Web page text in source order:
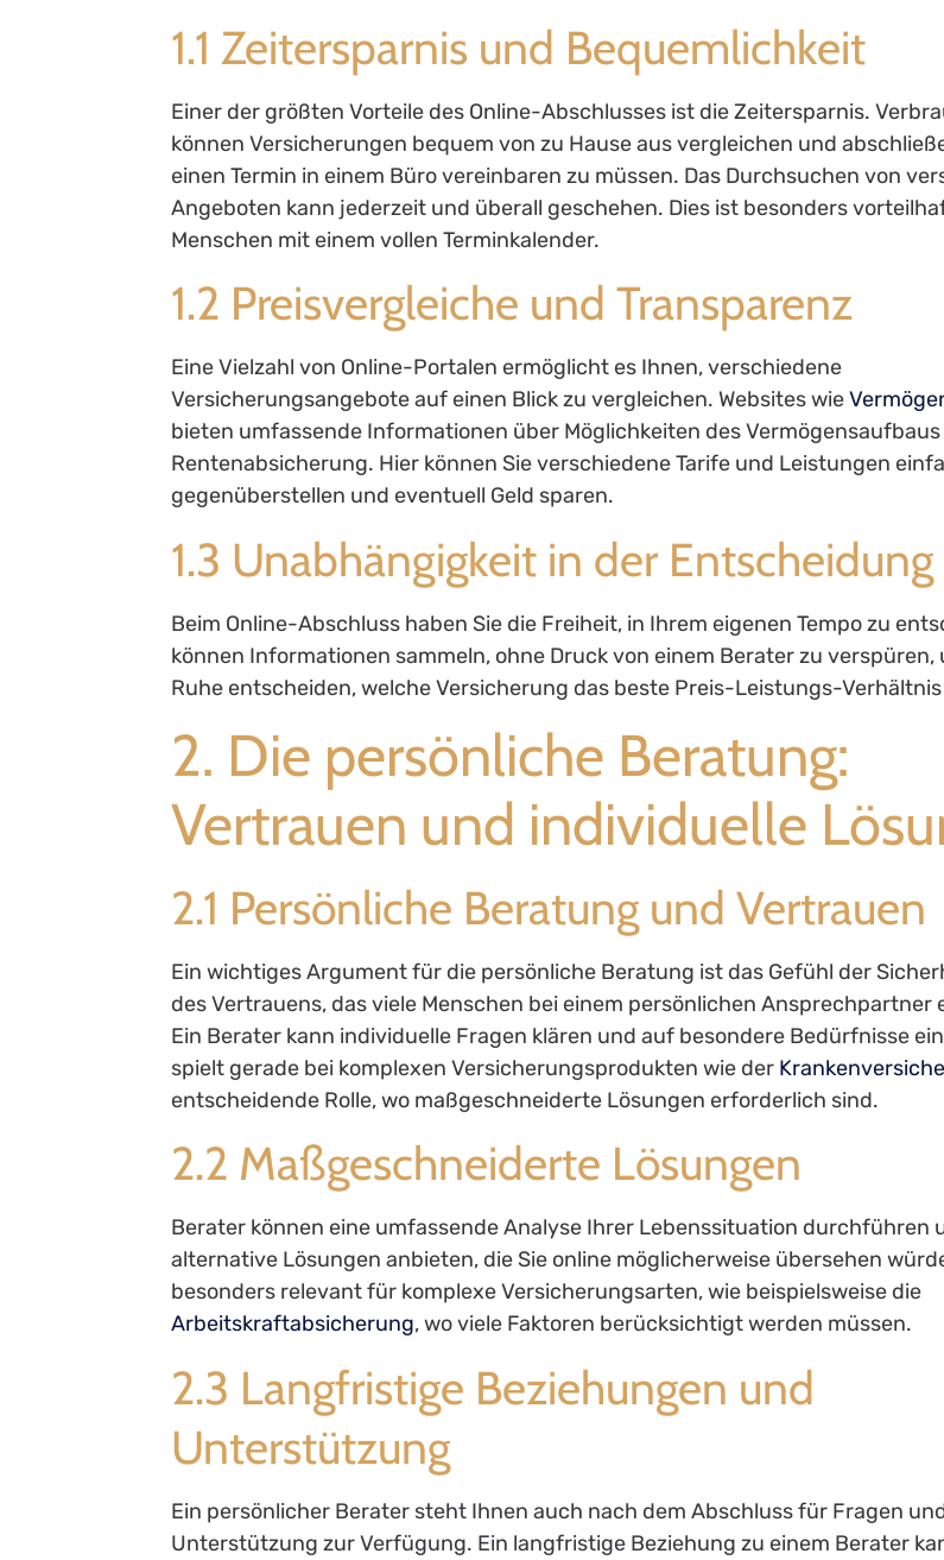
1.1 Zeitersparnis und Bequemlichkeit
Einer der größten Vorteile des Online-Abschlusses ist die Zeitersparnis.
können Versicherungen bequem von zu Hause aus vergleichen und
einen Termin in einem Büro vereinbaren zu müssen. Das Durchsuchen von
Angeboten kann jederzeit und überall geschehen. Dies ist besonders
Menschen mit einem vollen Terminkalender.
1.2 Preisvergleiche und Transparenz
Eine Vielzahl von Online-Portalen ermöglicht es Ihnen, verschiedene
Versicherungsangebote auf einen Blick zu vergleichen. Websites wie
bieten umfassende Informationen über Möglichkeiten des
Rentenabsicherung. Hier können Sie verschiedene Tarife und Leistungen
gegenüberstellen und eventuell Geld sparen.
1.3 Unabhängigkeit in der Entscheidung
Beim Online-Abschluss haben Sie die Freiheit, in Ihrem eigenen Tempo zu
können Informationen sammeln, ohne Druck von einem Berater zu verspüren,
Ruhe entscheiden, welche Versicherung das beste Preis-Leistungs-
2. Die persönliche Beratung:
Vertrauen und individuelle
2.1 Persönliche Beratung und Vertrauen
Ein wichtiges Argument für die persönliche Beratung ist das Gefühl der
des Vertrauens, das viele Menschen bei einem persönlichen Ansprechpartner
Ein Berater kann individuelle Fragen klären und auf besondere Bedürfnisse
spielt gerade bei komplexen Versicherungsprodukten wie der
entscheidende Rolle, wo maßgeschneiderte Lösungen erforderlich sind.
2.2 Maßgeschneiderte Lösungen
Berater können eine umfassende Analyse Ihrer Lebenssituation durchführen
alternative Lösungen anbieten, die Sie online möglicherweise übersehen
besonders relevant für komplexe Versicherungsarten, wie beispielsweise die
Arbeitskraftabsicherung, wo viele Faktoren berücksichtigt werden müssen.
2.3 Langfristige Beziehungen und
Unterstützung
Ein persönlicher Berater steht Ihnen auch nach dem Abschluss für Fragen
Unterstützung zur Verfügung. Ein langfristige Beziehung zu einem Berater